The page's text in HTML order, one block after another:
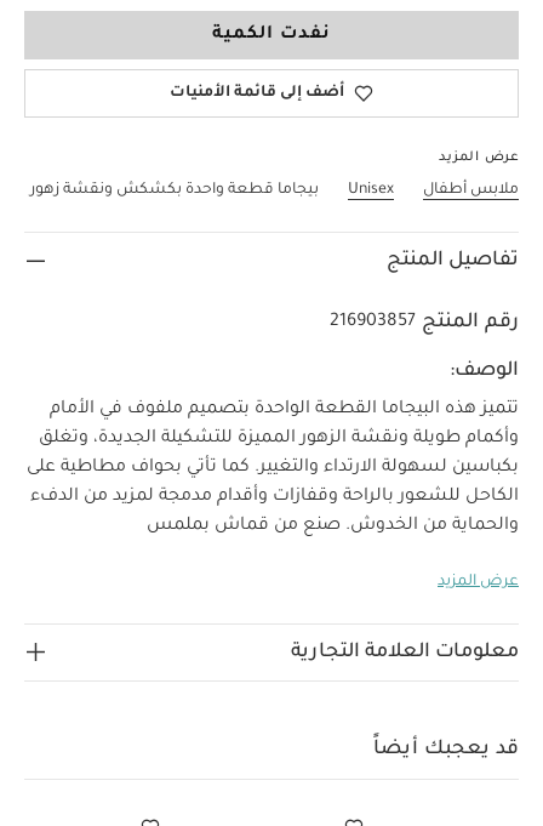
نفدت الكمية
أضف إلى قائمة الأمنيات
عرض المزيد
ملابس أطفال Unisex بيجاما قطعة واحدة بكشكش ونقشة زهور
تفاصيل المنتج
رقم المنتج 216903857
الوصف:
تتميز هذه البيجاما القطعة الواحدة بتصميم ملفوف في الأمام
وأكمام طويلة ونقشة الزهور المميزة للتشكيلة الجديدة، وتغلق
بكباسين لسهولة الارتداء والتغيير. كما تأتي بحواف مطاطية على
الكاحل للشعور بالراحة وقفازات وأقدام مدمجة لمزيد من الدفء
والحماية من الخدوش. صنع من قماش بملمس
بالراحة
أقدام وقفازات مدمجة
تعليمات العناية/الإرشادات:
غسل على درجة حرارة 40 درجة مئوية
ممنوع استخدام
حرارة منخفضة
ممنوع التنظيف الجاف
الداكنة على حدة
عرض المزيد
معلومات العلامة التجارية
قد يعجبك أيضاً